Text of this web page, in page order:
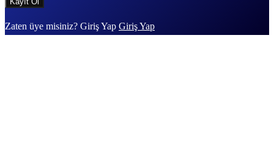
Zaten üye misiniz? Giriş Yap Giriş Yap